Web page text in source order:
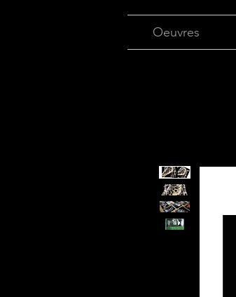
Oeuvres